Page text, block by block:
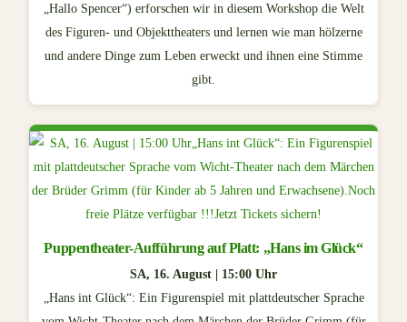
„Hallo Spencer“) erforschen wir in diesem Workshop die Welt
des Figuren- und Objekttheaters und lernen wie man hölzerne
und andere Dinge zum Leben erweckt und ihnen eine Stimme
gibt.
Puppentheater-Aufführung auf Platt: „Hans im Glück“
SA, 16. August | 15:00 Uhr
„Hans int Glück“: Ein Figurenspiel mit plattdeutscher Sprache